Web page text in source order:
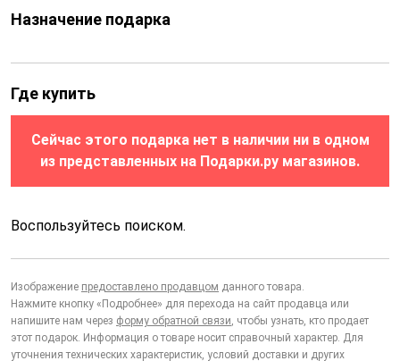
Назначение подарка
Где купить
Сейчас этого подарка нет в наличии ни в одном
из представленных на Подарки.ру магазинов.
Воспользуйтесь поиском.
Изображение предоставлено продавцом данного товара.
Нажмите кнопку «Подробнее» для перехода на сайт продавца или
напишите нам через форму обратной связи, чтобы узнать, кто продает
этот подарок. Информация о товаре носит справочный характер. Для
уточнения технических характеристик, условий доставки и других